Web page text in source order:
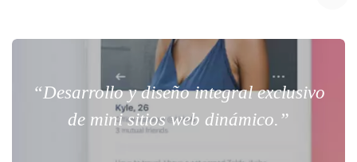
“Desarrollo y diseño integral exclusivo
de mini sitios web dinámico.”